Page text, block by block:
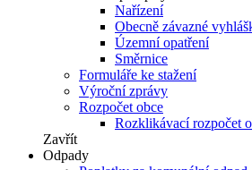
Nařízení
Obecně závazné
Územní opatření
Směrnice
Formuláře ke stažení
Výroční zprávy
Rozpočet obce
Rozklikávací rozpočet
Zavřít
Odpady